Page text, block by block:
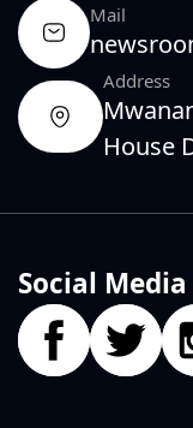
Mail
Address
House
Social Media